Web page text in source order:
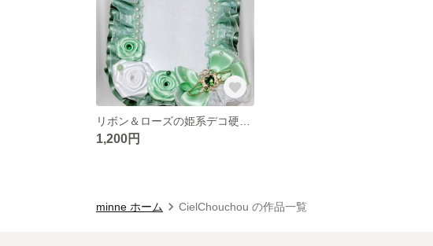
1,200円
minne ホーム CielChouchou の作品一覧